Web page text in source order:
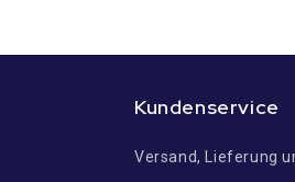
Kundenservice
Versand, Lieferung